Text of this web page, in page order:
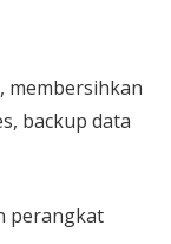
membersihkan
backup data
perangkat